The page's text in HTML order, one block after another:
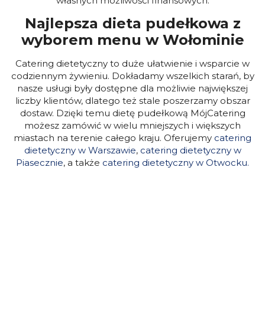
Najlepsza dieta pudełkowa z
wyborem menu w Wołominie
Catering dietetyczny to duże ułatwienie i wsparcie w
codziennym żywieniu. Dokładamy wszelkich starań, by
nasze usługi były dostępne dla możliwie największej
liczby klientów, dlatego też stale poszerzamy obszar
dostaw. Dzięki temu dietę pudełkową MójCatering
możesz zamówić w wielu mniejszych i większych
miastach na terenie całego kraju. Oferujemy catering
dietetyczny w Warszawie, catering dietetyczny w
Piasecznie, a także catering dietetyczny w Otwocku.